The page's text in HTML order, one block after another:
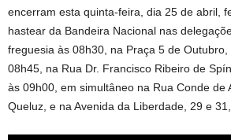
encerram esta quinta-feira, dia 25 de abril,
hastear da Bandeira Nacional nas
freguesia às 08h30, na Praça 5 de
08h45, na Rua Dr. Francisco Ribeiro de
às 09h00, em simultâneo na Rua Conde de
Queluz, e na Avenida da Liberdade, 29 e